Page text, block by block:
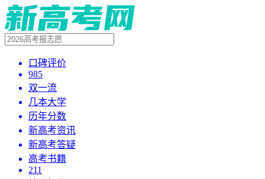
口碑评价
985
双一流
几本大学
历年分数
新高考资讯
新高考答疑
高考书籍
211